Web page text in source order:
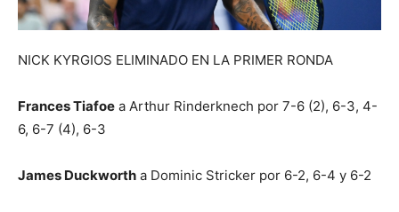
NICK KYRGIOS ELIMINADO EN LA PRIMER RONDA
Frances Tiafoe a Arthur Rinderknech por 7-6 (2), 6-3, 4-
6, 6-7 (4), 6-3
James Duckworth a Dominic Stricker por 6-2, 6-4 y 6-2